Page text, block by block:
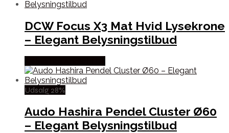
DCW Focus X3 Mat Hvid Lysekrone
– Elegant Belysningstilbud
Udsalg 28%
Audo Hashira Pendel Cluster Ø60
– Elegant Belysningstilbud